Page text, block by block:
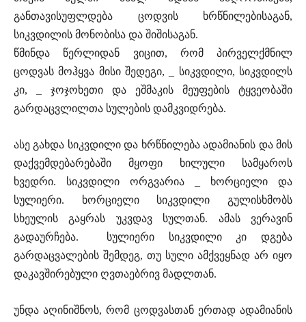
განთავისუფლდება ცოდვის ხრწნილებისაგან,
სიკვდილის მონობისა და შიშისაგან.
წმინდა წერლიდან ვიცით, რომ პირველქმნილ
ცოდვას მოჰყვა მისი შედეგი, _ სიკვდილი, სიკვდილს
კი, _ ჯოჯოხეთი და ეშმაკის მეუფების ტყვეობაში
გარდაცვლილთა სულების დამკვიდრება.
ასე გახდა სიკვდილი და ხრწნილება ადამიანის და მის
დაქვემდებარებაში მყოფი ხილული სამყაროს
ხვედრი. სიკვდილი ორგვარია _ ხორციელი და
სულიერი. ხორციელი სიკვდილი გულისხმობს
სხეულის გაყრას უკვდავ სულთან. ამას ვერავინ
გადაურჩება. სულიერი სიკვდილი კი დგება
გარდაცვალების შემდეგ, თუ სული ამქვეყნად არ იყო
დაკავშირებული ღვთაებრივ მადლთან.
უნდა აღინიშნოს, რომ ცოდვასთან ერთად ადამიანის